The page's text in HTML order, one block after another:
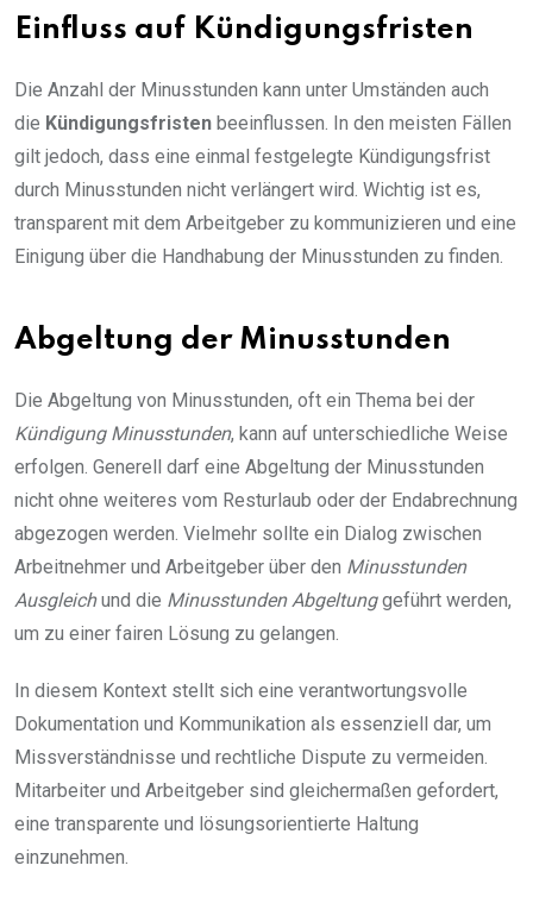
Einfluss auf Kündigungsfristen
Die Anzahl der Minusstunden kann unter Umständen auch
die Kündigungsfristen beeinflussen. In den meisten Fällen
gilt jedoch, dass eine einmal festgelegte Kündigungsfrist
durch Minusstunden nicht verlängert wird. Wichtig ist es,
transparent mit dem Arbeitgeber zu kommunizieren und eine
Einigung über die Handhabung der Minusstunden zu finden.
Abgeltung der Minusstunden
Die Abgeltung von Minusstunden, oft ein Thema bei der
Kündigung Minusstunden, kann auf unterschiedliche Weise
erfolgen. Generell darf eine Abgeltung der Minusstunden
nicht ohne weiteres vom Resturlaub oder der Endabrechnung
abgezogen werden. Vielmehr sollte ein Dialog zwischen
Arbeitnehmer und Arbeitgeber über den Minusstunden
Ausgleichund die Minusstunden Abgeltunggeführt werden,
um zu einer fairen Lösung zu gelangen.
In diesem Kontext stellt sich eine verantwortungsvolle
Dokumentation und Kommunikation als essenziell dar, um
Missverständnisse und rechtliche Dispute zu vermeiden.
Mitarbeiter und Arbeitgeber sind gleichermaßen gefordert,
eine transparente und lösungsorientierte Haltung
einzunehmen.